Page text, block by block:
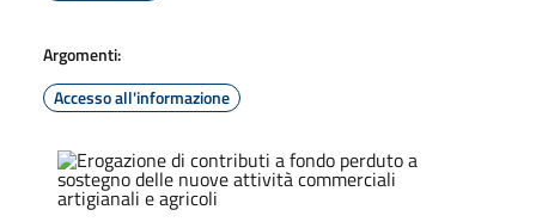
Argomenti:
Accesso all'informazione